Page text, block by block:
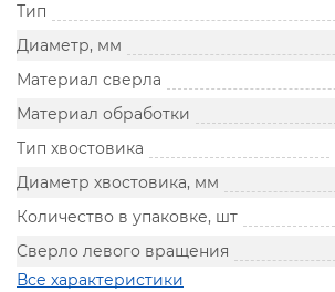
Тип
Диаметр, мм
Материал сверла
Материал обработки
Тип хвостовика
Диаметр хвостовика, мм
Количество в упаковке, шт
Сверло левого вращения
Все характеристики